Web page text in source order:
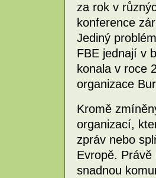
za rok v
konference
Jediný
FBE jednají v
konala v roce
organizace
Kromě
organizací,
zpráv nebo
Evropě.
snadnou